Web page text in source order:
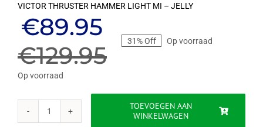
VICTOR THRUSTER HAMMER LIGHT MI – JELLY
€129.95
Oorspronkelijke
prijs
was:
€129.95.
€89.95
Huidige
prijs
is:
€89.95.
31% Off Op voorraad
Op voorraad
VICTOR
TOEVOEGEN AAN
WINKELWAGEN